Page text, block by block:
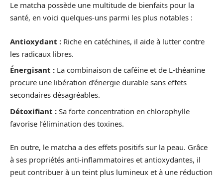
Le matcha possède une multitude de bienfaits pour la
santé, en voici quelques-uns parmi les plus notables :
Antioxydant : Riche en catéchines, il aide à lutter contre
les radicaux libres.
Énergisant : La combinaison de caféine et de L-théanine
procure une libération d’énergie durable sans effets
secondaires désagréables.
Détoxifiant : Sa forte concentration en chlorophylle
favorise l’élimination des toxines.
En outre, le matcha a des effets positifs sur la peau. Grâce
à ses propriétés anti-inflammatoires et antioxydantes, il
peut contribuer à un teint plus lumineux et à une réduction